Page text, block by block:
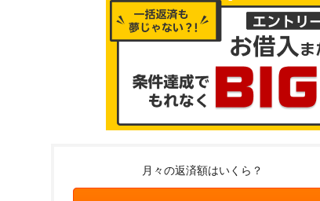
月々の返済額はいくら？